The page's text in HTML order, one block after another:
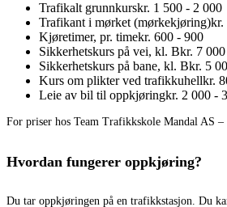
Trafikalt grunnkurskr. 1 500 - 2 000
Trafikant i mørket (mørkekjøring)kr.
Kjøretimer, pr. timekr. 600 - 900
Sikkerhetskurs på vei, kl. Bkr. 7
Sikkerhetskurs på bane, kl. Bkr. 5
Kurs om plikter ved trafikkuhellkr.
Leie av bil til oppkjøringkr. 2 000 -
For priser hos Team Trafikkskole Mandal AS
Hvordan fungerer oppkjøring?
Du tar oppkjøringen på en trafikkstasjon. Du